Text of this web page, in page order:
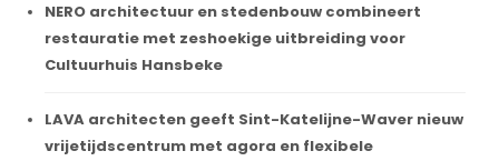
NERO architectuur en stedenbouw combineert
restauratie met zeshoekige uitbreiding voor
Cultuurhuis Hansbeke
LAVA architecten geeft Sint-Katelijne-Waver nieuw
vrijetijdscentrum met agora en flexibele